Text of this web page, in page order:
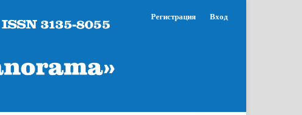
Регистрация Вход